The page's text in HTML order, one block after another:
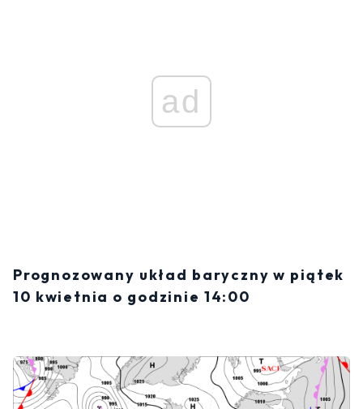
ad
Prognozowany układ baryczny w piątek
10 kwietnia o godzinie 14:00